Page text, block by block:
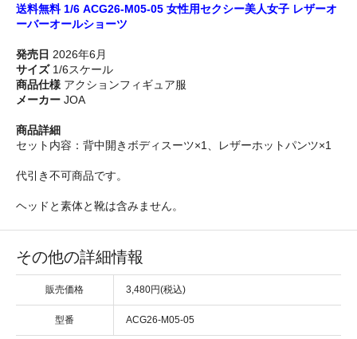
送料無料 1/6 ACG26-M05-05 女性用セクシー美人女子 レザーオ
ーバーオールショーツ
発売日 2026年6月
サイズ1/6スケール
商品仕様 アクションフィギュア服
メーカー JOA
商品詳細
セット内容：背中開きボディスーツ×1、レザーホットパンツ×1
代引き不可商品です。
ヘッドと素体と靴は含みません。
その他の詳細情報
販売価格 3,480円(税込)
型番 ACG26-M05-05